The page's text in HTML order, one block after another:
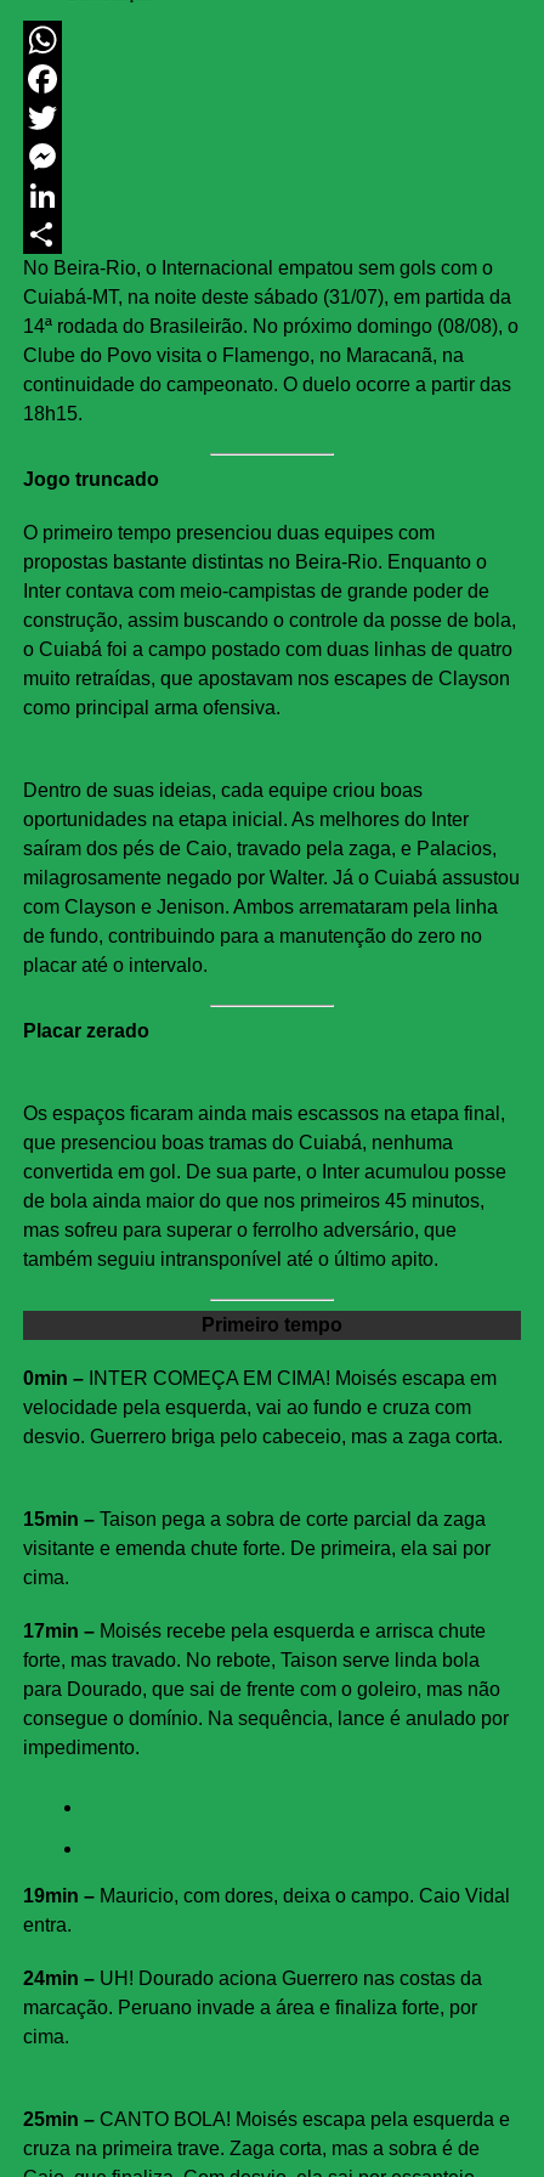
WhatsApp
Facebook
Twitter
Messenger
LinkedIn
Share
No Beira-Rio, o Internacional empatou sem gols com o
Cuiabá-MT, na noite deste sábado (31/07), em partida da
14ª rodada do Brasileirão. No próximo domingo (08/08), o
Clube do Povo visita o Flamengo, no Maracanã, na
continuidade do campeonato. O duelo ocorre a partir das
18h15.
Jogo truncado
O primeiro tempo presenciou duas equipes com
propostas bastante distintas no Beira-Rio. Enquanto o
Inter contava com meio-campistas de grande poder de
construção, assim buscando o controle da posse de bola,
o Cuiabá foi a campo postado com duas linhas de quatro
muito retraídas, que apostavam nos escapes de Clayson
como principal arma ofensiva.
Dentro de suas ideias, cada equipe criou boas
oportunidades na etapa inicial. As melhores do Inter
saíram dos pés de Caio, travado pela zaga, e Palacios,
milagrosamente negado por Walter. Já o Cuiabá assustou
com Clayson e Jenison. Ambos arremataram pela linha
de fundo, contribuindo para a manutenção do zero no
placar até o intervalo.
Placar zerado
Os espaços ficaram ainda mais escassos na etapa final,
que presenciou boas tramas do Cuiabá, nenhuma
convertida em gol. De sua parte, o Inter acumulou posse
de bola ainda maior do que nos primeiros 45 minutos,
mas sofreu para superar o ferrolho adversário, que
também seguiu intransponível até o último apito.
Primeiro tempo
0min –INTER COMEÇA EM CIMA! Moisés escapa em
velocidade pela esquerda, vai ao fundo e cruza com
desvio. Guerrero briga pelo cabeceio, mas a zaga corta.
15min – Taison pega a sobra de corte parcial da zaga
visitante e emenda chute forte. De primeira, ela sai por
cima.
17min – Moisés recebe pela esquerda e arrisca chute
forte, mas travado. No rebote, Taison serve linda bola
para Dourado, que sai de frente com o goleiro, mas não
consegue o domínio. Na sequência, lance é anulado por
impedimento.
19min – Mauricio, com dores, deixa o campo. Caio Vidal
entra.
24min – UH! Dourado aciona Guerrero nas costas da
marcação. Peruano invade a área e finaliza forte, por
cima.
25min – CANTO BOLA! Moisés escapa pela esquerda e
cruza na primeira trave. Zaga corta, mas a sobra é de